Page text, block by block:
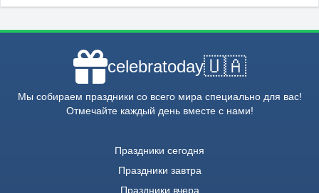
celebratoday🇺🇦
Мы собираем праздники со всего мира специально для вас!
Отмечайте каждый день вместе с нами!
Праздники сегодня
Праздники завтра
Праздники вчера